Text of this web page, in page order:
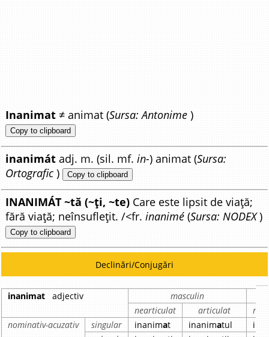
Inanimat ≠ animat (Sursa: Antonime )
Copy to clipboard
inanimát adj. m. (sil. mf.in-) animat (Sursa:
Ortografic ) Copy to clipboard
INANIMÁT ~tă (~ți, ~te) Care este lipsit de viață;
fără viață; neînsuflețit. /<fr.inanimé (Sursa: NODEX)
Copy to clipboard
Declinări/Conjugări
inanimat adjectiv
masculin
nearticulat
articulat
nominativ-acuzativ
singular inanimat inanimatul